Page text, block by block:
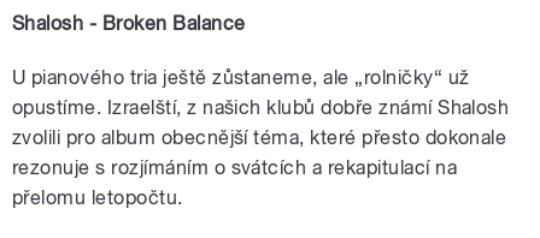
Shalosh - Broken Balance
U pianového tria ještě zůstaneme, ale „rolničky“ už
opustíme. Izraelští, z našich klubů dobře známí Shalosh
zvolili pro album obecnější téma, které přesto dokonale
rezonuje s rozjímáním o svátcích a rekapitulací na
přelomu letopočtu.